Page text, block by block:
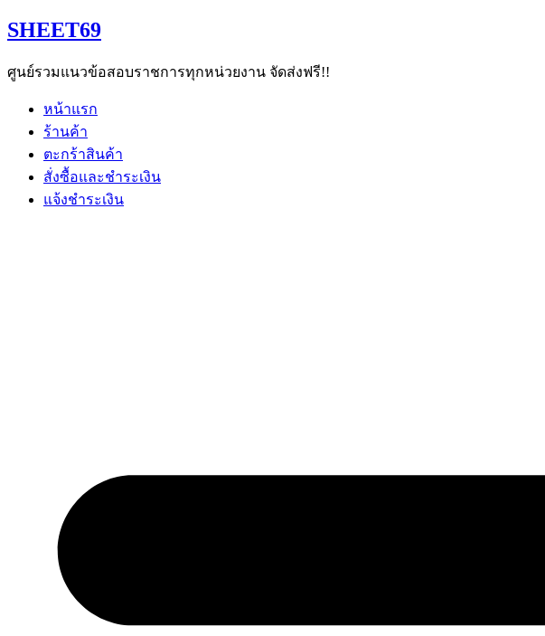
Skip
to
SHEET69
ศูนย์รวมแนวข้อสอบราชการทุกหน่วยงาน จัดส่งฟรี!!
หน้าแรก
ร้านค้า
ตะกร้าสินค้า
สั่งซื้อและชำระเงิน
แจ้งชำระเงิน